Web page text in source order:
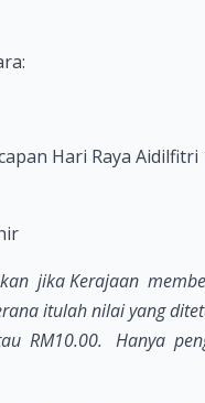
Hari Raya
jika Kerajaan
itulah nilai yang
RM10.00. Hanya